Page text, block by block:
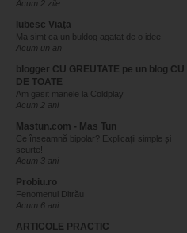
Acum 2 zile
Iubesc Viaţa
Ma simt ca un buldog agatat de o idee
Acum un an
blogger CU GREUTATE pe un blog CU
DE TOATE
Am gasit manele la Coldplay
Acum 2 ani
Mastun.com - Mas Tun
Ce înseamnă bipolar? Explicații simple și
scurte!
Acum 3 ani
Probiu.ro
Fenomenul Ditrău
Acum 6 ani
ARTICOLE PRACTIC